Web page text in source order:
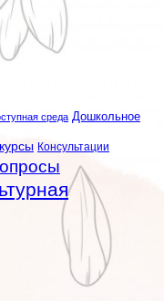
среда Дошкольное
Консультации